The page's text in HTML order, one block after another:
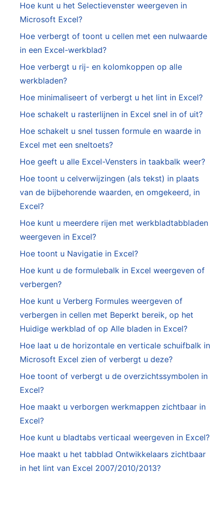
Hoe kunt u het Selectievenster weergeven in
Microsoft Excel?
Hoe verbergt of toont u cellen met een nulwaarde
in een Excel-werkblad?
Hoe verbergt u rij- en kolomkoppen op alle
werkbladen?
Hoe minimaliseert of verbergt u het lint in Excel?
Hoe schakelt u rasterlijnen in Excel snel in of uit?
Hoe schakelt u snel tussen formule en waarde in
Excel met een sneltoets?
Hoe geeft u alle Excel-Vensters in taakbalk weer?
Hoe toont u celverwijzingen (als tekst) in plaats
van de bijbehorende waarden, en omgekeerd, in
Excel?
Hoe kunt u meerdere rijen met werkbladtabbladen
weergeven in Excel?
Hoe toont u Navigatie in Excel?
Hoe kunt u de formulebalk in Excel weergeven of
verbergen?
Hoe kunt u Verberg Formules weergeven of
verbergen in cellen met Beperkt bereik, op het
Huidige werkblad of op Alle bladen in Excel?
Hoe laat u de horizontale en verticale schuifbalk in
Microsoft Excel zien of verbergt u deze?
Hoe toont of verbergt u de overzichtssymbolen in
Excel?
Hoe maakt u verborgen werkmappen zichtbaar in
Excel?
Hoe kunt u bladtabs verticaal weergeven in Excel?
Hoe maakt u het tabblad Ontwikkelaars zichtbaar
in het lint van Excel 2007/2010/2013?